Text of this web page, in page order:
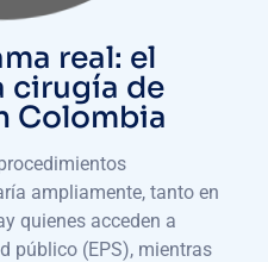
real: el
cirugía de
Colombia
ampliamente, tanto en
quienes acceden a
público (EPS), mientras